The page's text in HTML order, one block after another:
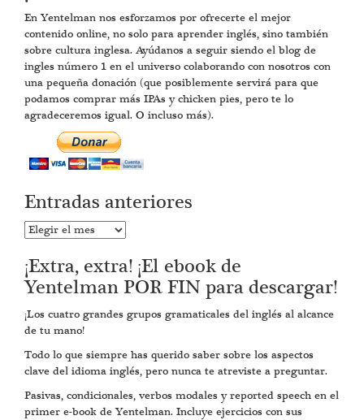
En Yentelman nos esforzamos por ofrecerte el mejor
contenido online, no solo para aprender inglés, sino también
sobre cultura inglesa. Ayúdanos a seguir siendo el blog de
ingles número 1 en el universo colaborando con nosotros con
una pequeña donación (que posiblemente servirá para que
podamos comprar más IPAs y chicken pies, pero te lo
agradeceremos igual. O incluso más).
Entradas anteriores
Entradas
¡Extra, extra! ¡El ebook de
Yentelman POR FIN para descargar!
¡Los cuatro grandes grupos gramaticales del inglés al alcance
de tu mano!
Todo lo que siempre has querido saber sobre los aspectos
clave del idioma inglés, pero nunca te atreviste a preguntar.
Pasivas, condicionales, verbos modales y reported speech en el
primer e-book de Yentelman. Incluye ejercicios con sus